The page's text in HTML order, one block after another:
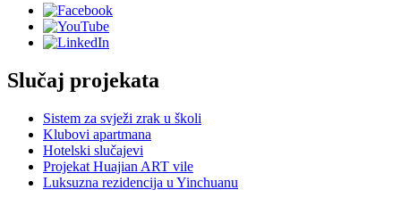
Slučaj projekata
Sistem za svježi zrak u školi
Klubovi apartmana
Hotelski slučajevi
Projekat Huajian ART vile
Luksuzna rezidencija u Yinchuanu